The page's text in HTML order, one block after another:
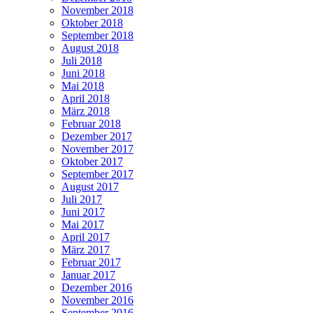
November 2018
Oktober 2018
September 2018
August 2018
Juli 2018
Juni 2018
Mai 2018
April 2018
März 2018
Februar 2018
Dezember 2017
November 2017
Oktober 2017
September 2017
August 2017
Juli 2017
Juni 2017
Mai 2017
April 2017
März 2017
Februar 2017
Januar 2017
Dezember 2016
November 2016